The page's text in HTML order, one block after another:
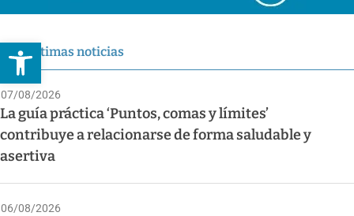
Abrir barra de herramientas
Últimas noticias
07/08/2026
La guía práctica ‘Puntos, comas y límites’
contribuye a relacionarse de forma saludable y
asertiva
06/08/2026